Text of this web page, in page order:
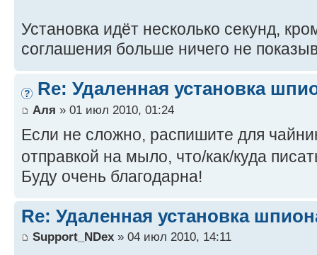
Установка идёт несколько секунд,
соглашения больше ничего не
Re: Удаленная установка
Аля » 01 июл 2010, 01:24
Если не сложно, распишите для
отправкой на мыло, что/как/куда
Буду очень благодарна!
Re: Удаленная установка
Support_NDex » 04 июл 2010, 14:11